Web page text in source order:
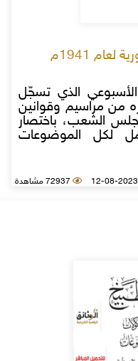
1941م
الذي تسجّل
من مراسيم وقوانين
الشعب، باختصار
لكل الموضوعات
72937 مشاهدة